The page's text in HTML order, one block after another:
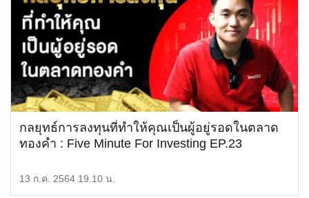
กลยุทธ์การลงทุนที่ทำให้คุณเป็นผู้อยู่รอดในตลาด
ทองคำ : Five Minute For Investing EP.23
13 ก.ค. 2564 19.10 น.